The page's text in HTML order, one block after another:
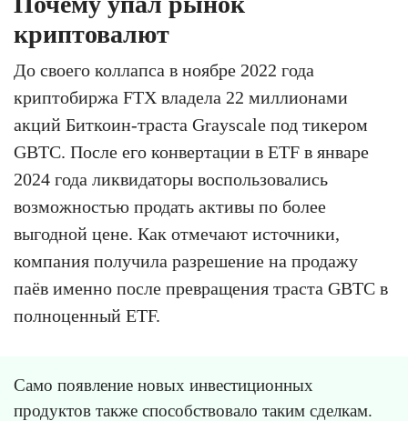
криптовалют
До своего коллапса в ноябре 2022 года
криптобиржа FTX владела 22 миллионами
акций Биткоин-траста Grayscale под тикером
GBTC. После его конвертации в ETF в январе
2024 года ликвидаторы воспользовались
возможностью продать активы по более
выгодной цене. Как отмечают источники,
компания получила разрешение на продажу
паёв именно после превращения траста GBTC в
полноценный ETF.
Само появление новых инвестиционных
продуктов также способствовало таким сделкам.